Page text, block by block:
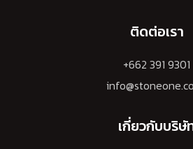
ติดต่อเรา
+662 391 9301
เกี่ยวกับบริษั